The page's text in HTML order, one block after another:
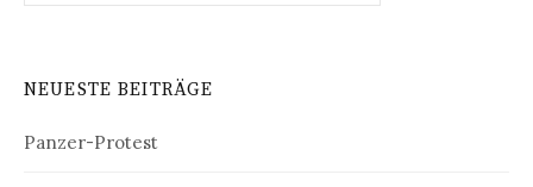
NEUESTE BEITRÄGE
Panzer-Protest